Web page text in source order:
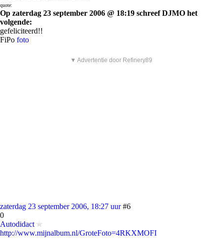
quote:
Op zaterdag 23 september 2006 @ 18:19 schreef DJMO het
volgende:
gefeliciteerd!!
FiPo foto
▼ Advertentie door Refinery89
zaterdag 23 september 2006, 18:27 uur #6
0
Autodidact
http://www.mijnalbum.nl/GroteFoto=4RKXMOFI